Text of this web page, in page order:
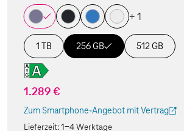
+ 1
1 TB 256 GB 512 GB
1.289 €
Zum Smartphone-Angebot mit Vertrag
(Der Link wird in einem neuen Tab geöffnet)
Lieferzeit:1-4 Werktage